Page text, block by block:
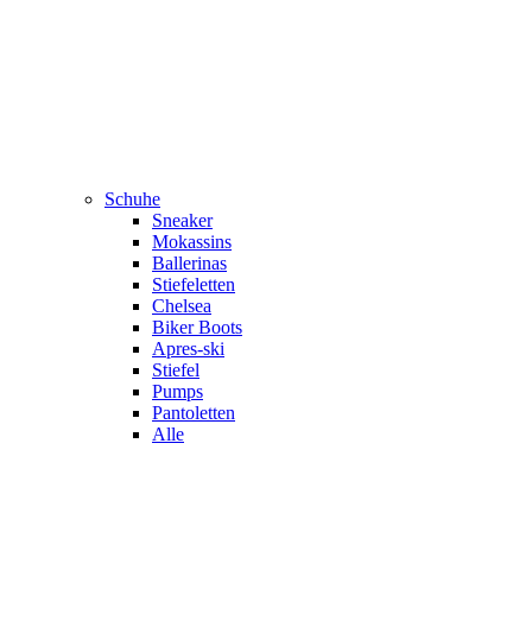
Schuhe
Sneaker
Mokassins
Ballerinas
Stiefeletten
Chelsea
Biker Boots
Apres-ski
Stiefel
Pumps
Pantoletten
Alle